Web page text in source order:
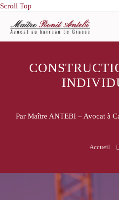
Scroll Top
Par Maître ANTEBI – Avocat à
Accueil